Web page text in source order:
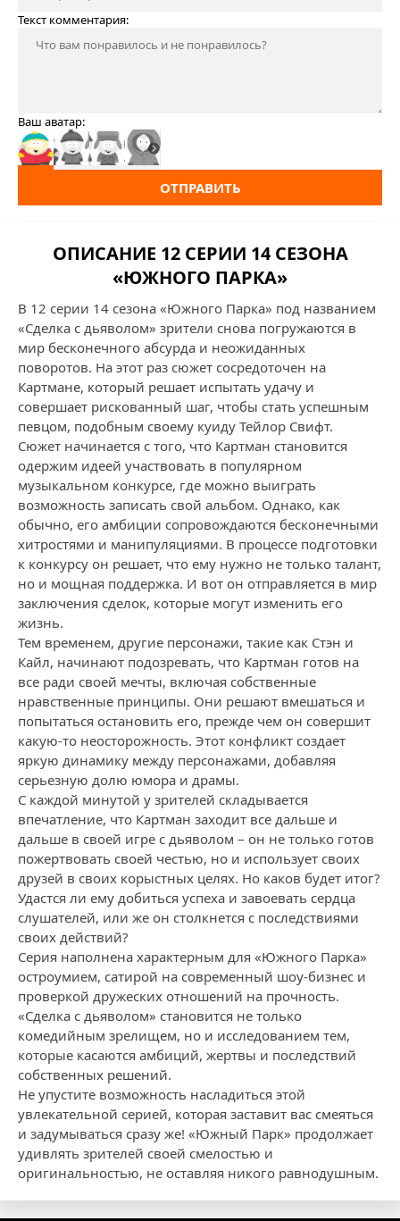
Текст комментария:
Ваш аватар:
ОТПРАВИТЬ
ОПИСАНИЕ 12 СЕРИИ 14 СЕЗОНА
«ЮЖНОГО ПАРКА»
В 12 серии 14 сезона «Южного Парка» под названием
«Сделка с дьяволом» зрители снова погружаются в
мир бесконечного абсурда и неожиданных
поворотов. На этот раз сюжет сосредоточен на
Картмане, который решает испытать удачу и
совершает рискованный шаг, чтобы стать успешным
певцом, подобным своему куиду Тейлор Свифт.
Сюжет начинается с того, что Картман становится
одержим идеей участвовать в популярном
музыкальном конкурсе, где можно выиграть
возможность записать свой альбом. Однако, как
обычно, его амбиции сопровождаются бесконечными
хитростями и манипуляциями. В процессе подготовки
к конкурсу он решает, что ему нужно не только талант,
но и мощная поддержка. И вот он отправляется в мир
заключения сделок, которые могут изменить его
жизнь.
Тем временем, другие персонажи, такие как Стэн и
Кайл, начинают подозревать, что Картман готов на
все ради своей мечты, включая собственные
нравственные принципы. Они решают вмешаться и
попытаться остановить его, прежде чем он совершит
какую-то неосторожность. Этот конфликт создает
яркую динамику между персонажами, добавляя
серьезную долю юмора и драмы.
С каждой минутой у зрителей складывается
впечатление, что Картман заходит все дальше и
дальше в своей игре с дьяволом – он не только готов
пожертвовать своей честью, но и использует своих
друзей в своих корыстных целях. Но каков будет итог?
Удастся ли ему добиться успеха и завоевать сердца
слушателей, или же он столкнется с последствиями
своих действий?
Серия наполнена характерным для «Южного Парка»
остроумием, сатирой на современный шоу-бизнес и
проверкой дружеских отношений на прочность.
«Сделка с дьяволом» становится не только
комедийным зрелищем, но и исследованием тем,
которые касаются амбиций, жертвы и последствий
собственных решений.
Не упустите возможность насладиться этой
увлекательной серией, которая заставит вас смеяться
и задумываться сразу же! «Южный Парк» продолжает
удивлять зрителей своей смелостью и
оригинальностью, не оставляя никого равнодушным.